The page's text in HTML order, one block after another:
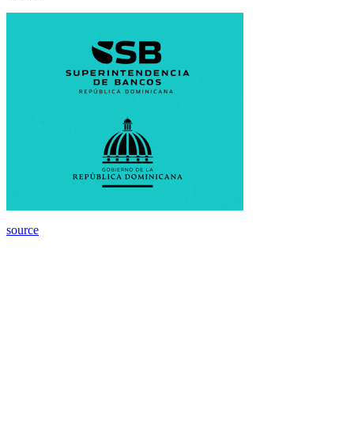
source